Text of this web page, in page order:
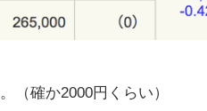
。（確か2000円くらい）